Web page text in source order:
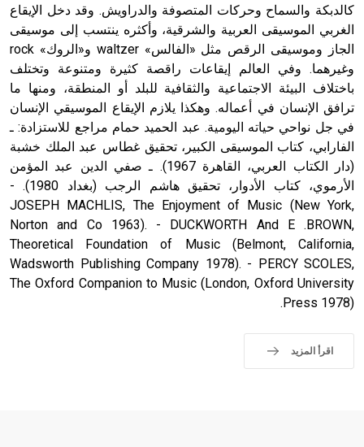
كالدبكة والسماح وحركات المتصوفة والدراويش. وقد دخل الإيقاع
الغربي الموسيقى العربية والشرقية، وأكثره ينتسب إلى موسيقى
الجاز وموسيقى الرقص مثل «الفالس» waltzer و«الروك» rock
وغيرهما. وفي العالم إيقاعات راقصة كثيرة ومتنوعة وتختلف
باختلاف البيئة الاجتماعية والثقافية للبلد أو المنطقة، ومنها ما
ترافق الإنسان في أعماله. وهكذا يلازم الإيقاع الموسيقي الإنسان
في جل نواحي حياته اليومية. عبد الحميد حمام مراجع للاستزادة: ـ
الفارابي، كتاب الموسيقى الكبير، تحقيق غطاس عبد الملك خشبة
(دار الكتاب العربي، القاهرة 1967). ـ صفي الدين عبد المؤمن
الأرموي، كتاب الأدوار، تحقيق هاشم الرجب (بغداد 1980). -
JOSEPH MACHLIS, The Enjoyment of Music (New York,
Norton and Co 1963). - DUCKWORTH And E .BROWN,
Theoretical Foundation of Music (Belmont, California,
Wadsworth Publishing Company 1978). - PERCY SCOLES,
The Oxford Companion to Music (London, Oxford University
Press 1978).
اقرأ المزيد